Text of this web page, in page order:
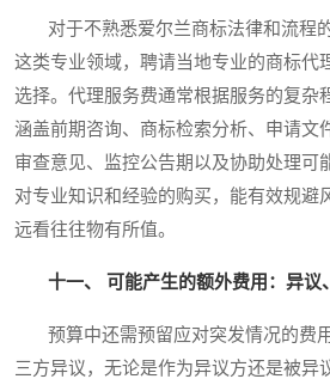
对于不熟悉爱尔兰商标法律和流程
这类专业领域，聘请当地专业的商标代
选择。代理服务费通常根据服务的复杂
涵盖前期咨询、商标检索分析、申请文
审查意见、监控公告期以及协助处理可
对专业知识和经验的购买，能有效规避
远看往往物有所值。
十一、 可能产生的额外费用：异议
预算中还需预留应对突发情况的费
三方异议，无论是作为异议方还是被异